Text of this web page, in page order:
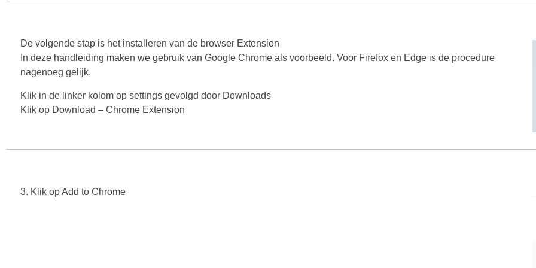
De volgende stap is het installeren van de browser Extension
In deze handleiding maken we gebruik van Google Chrome als voorbeeld. Voor Firefox en Edge is de procedure
nagenoeg gelijk.
Klik in de linker kolom op settings gevolgd door Downloads
Klik op Download – Chrome Extension
3. Klik op Add to Chrome